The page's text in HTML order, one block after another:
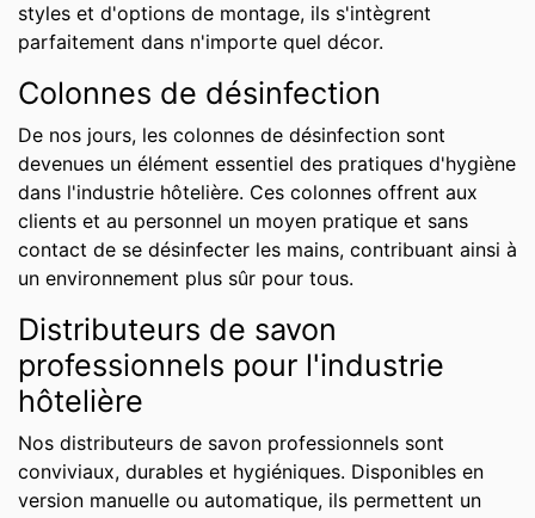
styles et d'options de montage, ils s'intègrent
parfaitement dans n'importe quel décor.
Colonnes de désinfection
De nos jours, les colonnes de désinfection sont
devenues un élément essentiel des pratiques d'hygiène
dans l'industrie hôtelière. Ces colonnes offrent aux
clients et au personnel un moyen pratique et sans
contact de se désinfecter les mains, contribuant ainsi à
un environnement plus sûr pour tous.
Distributeurs de savon
professionnels pour l'industrie
hôtelière
Nos distributeurs de savon professionnels sont
conviviaux, durables et hygiéniques. Disponibles en
version manuelle ou automatique, ils permettent un